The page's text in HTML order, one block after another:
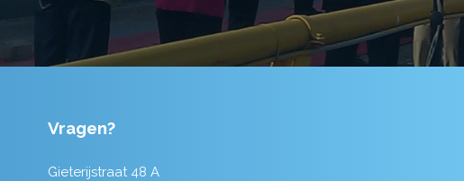
Vragen?
Gieterijstraat 48 A